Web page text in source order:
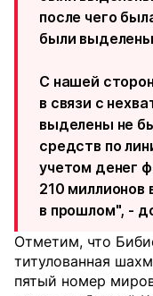
после чего
были
С нашей
в связи с
выделены не
средств по
учетом денег
210 миллионов
в прошлом", -
Отметим, что
титулованная
пятый номер